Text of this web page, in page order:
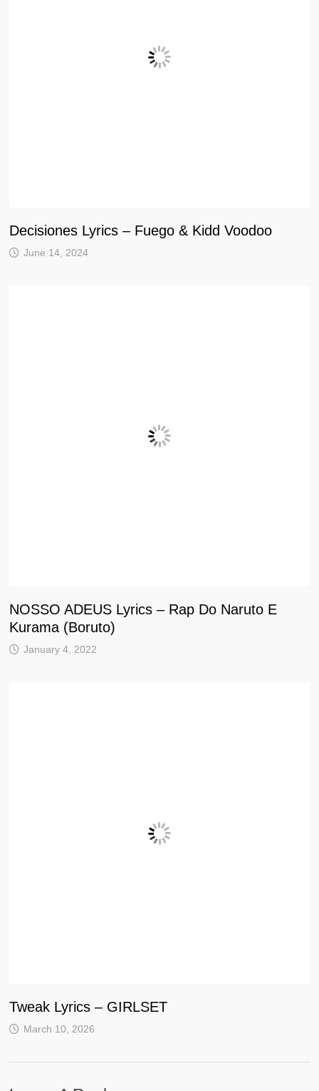
Decisiones Lyrics – Fuego & Kidd Voodoo
June 14, 2024
NOSSO ADEUS Lyrics – Rap Do Naruto E
Kurama (Boruto)
January 4, 2022
Tweak Lyrics – GIRLSET
March 10, 2026